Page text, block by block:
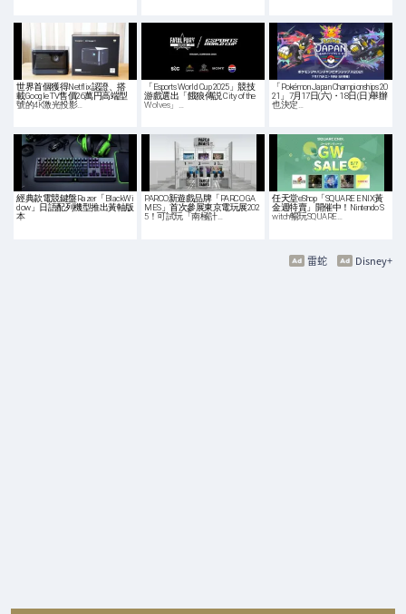
世界首個獲得Netflix認證、搭
載Google TV售價26萬円高端型
號的4K激光投影…
「Esports World Cup 2025」競技
游戲選出「餓狼傳説 City of the
Wolves」…
「Pokémon Japan Championships 20
21」7月17日(六)・18日(日)舉辦
也決定…
經典款電競鍵盤Razer「BlackWi
dow」日語配列機型推出黃軸版
本
PARCO新遊戲品牌「PARCO GA
MES」首次參展東京電玩展202
5！可試玩「南極計…
任天堂eShop「SQUARE ENIX黃
金週特賣」開催中！Nintendo S
witch暢玩SQUARE…
Disney+
雷蛇